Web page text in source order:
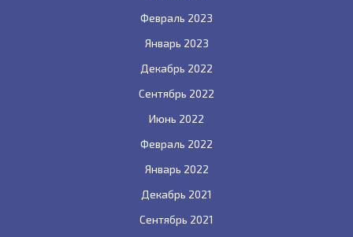
Февраль 2023
Январь 2023
Декабрь 2022
Сентябрь 2022
Июнь 2022
Февраль 2022
Январь 2022
Декабрь 2021
Сентябрь 2021